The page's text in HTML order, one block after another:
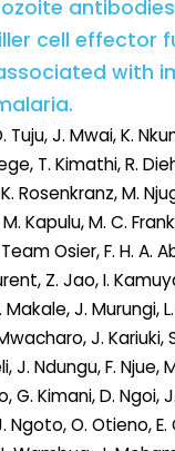
cell effector
with
Tuju, J. Mwai, K.
T. Kimathi, R.
Rosenkranz, M.
Kapulu, M. C.
Osier, F. H. A.
Z. Jao, I.
J. Murungi,
J. Kariuki,
J. Ndungu, F. Njue,
G. Kimani, D. Ngoi,
Ngoto, O. Otieno, E.